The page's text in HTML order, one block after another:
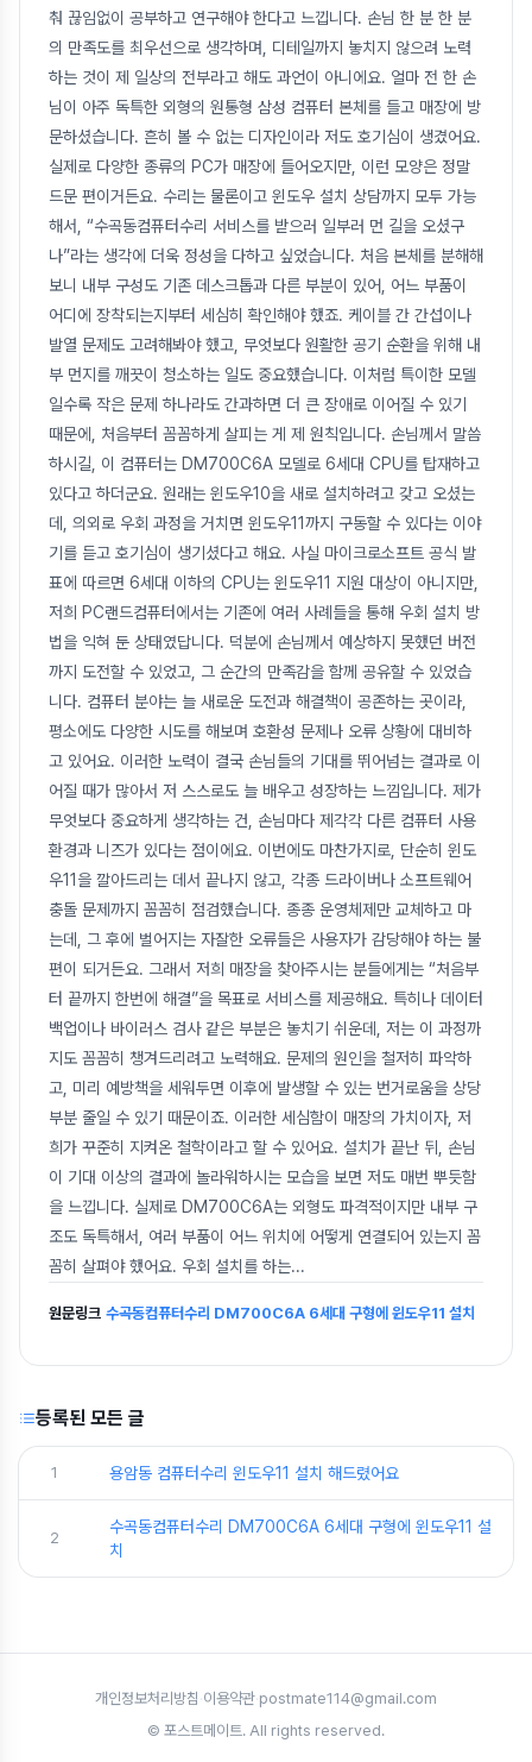
춰 끊임없이 공부하고 연구해야 한다고 느낍니다. 손님 한 분 한 분
의 만족도를 최우선으로 생각하며, 디테일까지 놓치지 않으려 노력
하는 것이 제 일상의 전부라고 해도 과언이 아니에요. 얼마 전 한 손
님이 아주 독특한 외형의 원통형 삼성 컴퓨터 본체를 들고 매장에 방
문하셨습니다. 흔히 볼 수 없는 디자인이라 저도 호기심이 생겼어요.
실제로 다양한 종류의 PC가 매장에 들어오지만, 이런 모양은 정말
드문 편이거든요. 수리는 물론이고 윈도우 설치 상담까지 모두 가능
해서, “수곡동컴퓨터수리 서비스를 받으러 일부러 먼 길을 오셨구
나”라는 생각에 더욱 정성을 다하고 싶었습니다. 처음 본체를 분해해
보니 내부 구성도 기존 데스크톱과 다른 부분이 있어, 어느 부품이
어디에 장착되는지부터 세심히 확인해야 했죠. 케이블 간 간섭이나
발열 문제도 고려해봐야 했고, 무엇보다 원활한 공기 순환을 위해 내
부 먼지를 깨끗이 청소하는 일도 중요했습니다. 이처럼 특이한 모델
일수록 작은 문제 하나라도 간과하면 더 큰 장애로 이어질 수 있기
때문에, 처음부터 꼼꼼하게 살피는 게 제 원칙입니다. 손님께서 말씀
하시길, 이 컴퓨터는 DM700C6A 모델로 6세대 CPU를 탑재하고
있다고 하더군요. 원래는 윈도우10을 새로 설치하려고 갖고 오셨는
데, 의외로 우회 과정을 거치면 윈도우11까지 구동할 수 있다는 이야
기를 듣고 호기심이 생기셨다고 해요. 사실 마이크로소프트 공식 발
표에 따르면 6세대 이하의 CPU는 윈도우11 지원 대상이 아니지만,
저희 PC랜드컴퓨터에서는 기존에 여러 사례들을 통해 우회 설치 방
법을 익혀 둔 상태였답니다. 덕분에 손님께서 예상하지 못했던 버전
까지 도전할 수 있었고, 그 순간의 만족감을 함께 공유할 수 있었습
니다. 컴퓨터 분야는 늘 새로운 도전과 해결책이 공존하는 곳이라,
평소에도 다양한 시도를 해보며 호환성 문제나 오류 상황에 대비하
고 있어요. 이러한 노력이 결국 손님들의 기대를 뛰어넘는 결과로 이
어질 때가 많아서 저 스스로도 늘 배우고 성장하는 느낌입니다. 제가
무엇보다 중요하게 생각하는 건, 손님마다 제각각 다른 컴퓨터 사용
환경과 니즈가 있다는 점이에요. 이번에도 마찬가지로, 단순히 윈도
우11을 깔아드리는 데서 끝나지 않고, 각종 드라이버나 소프트웨어
충돌 문제까지 꼼꼼히 점검했습니다. 종종 운영체제만 교체하고 마
는데, 그 후에 벌어지는 자잘한 오류들은 사용자가 감당해야 하는 불
편이 되거든요. 그래서 저희 매장을 찾아주시는 분들에게는 “처음부
터 끝까지 한번에 해결”을 목표로 서비스를 제공해요. 특히나 데이터
백업이나 바이러스 검사 같은 부분은 놓치기 쉬운데, 저는 이 과정까
지도 꼼꼼히 챙겨드리려고 노력해요. 문제의 원인을 철저히 파악하
고, 미리 예방책을 세워두면 이후에 발생할 수 있는 번거로움을 상당
부분 줄일 수 있기 때문이죠. 이러한 세심함이 매장의 가치이자, 저
희가 꾸준히 지켜온 철학이라고 할 수 있어요. 설치가 끝난 뒤, 손님
이 기대 이상의 결과에 놀라워하시는 모습을 보면 저도 매번 뿌듯함
을 느낍니다. 실제로 DM700C6A는 외형도 파격적이지만 내부 구
조도 독특해서, 여러 부품이 어느 위치에 어떻게 연결되어 있는지 꼼
꼼히 살펴야 했어요. 우회 설치를 하는...
원문링크 수곡동컴퓨터수리 DM700C6A 6세대 구형에 윈도우11 설치
등록된 모든 글
1 용암동 컴퓨터수리 윈도우11 설치 해드렸어요
2
수곡동컴퓨터수리 DM700C6A 6세대 구형에 윈도우11 설
치
개인정보처리방침 ·이용약관·postmate114@gmail.com
© 포스트메이트. All rights reserved.